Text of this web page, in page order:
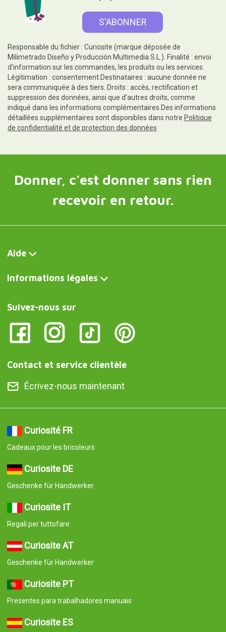
Responsable du fichier : Curiosite (marque déposée de
Milimetrado Diseño y Producción Multimedia S.L.). Finalité : envoi
d'information sur les commandes, les produits ou les services.
Légitimation : consentement.Destinataires : aucune donnée ne
sera communiquée à des tiers. Droits : accès, rectification et
suppression des données, ainsi que d'autres droits, comme
indiqué dans les informations complémentaires.Des informations
détaillées supplémentaires sont disponibles dans notre Politique
de confidentialité et de protection des données
Donner, c'est donner sans rien
recevoir en retour.
Aide
Informations légales
Suivez-nous sur
Contact et service clientèle
Écrivez-nous maintenant
Curiosité FR
Cadeaux pour les bricoleurs
Curiosite DE
Geschenke für Handwerker
Curiosite IT
Regali per tuttofare
Curiosite AT
Geschenke für Handwerker
Curiosite PT
Presentes para trabalhadores manuais
Curiosite ES